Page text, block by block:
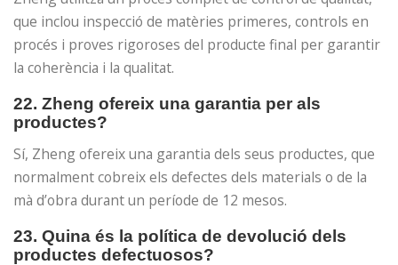
que inclou inspecció de matèries primeres, controls en
procés i proves rigoroses del producte final per garantir
la coherència i la qualitat.
22. Zheng ofereix una garantia per als
productes?
Sí, Zheng ofereix una garantia dels seus productes, que
normalment cobreix els defectes dels materials o de la
mà d’obra durant un període de 12 mesos.
23. Quina és la política de devolució dels
productes defectuosos?